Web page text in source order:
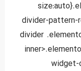
divider-pattern-
divider
widget-